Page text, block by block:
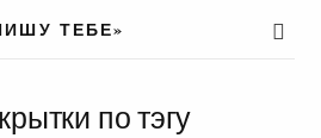
ТЕБЕ»
по тэгу